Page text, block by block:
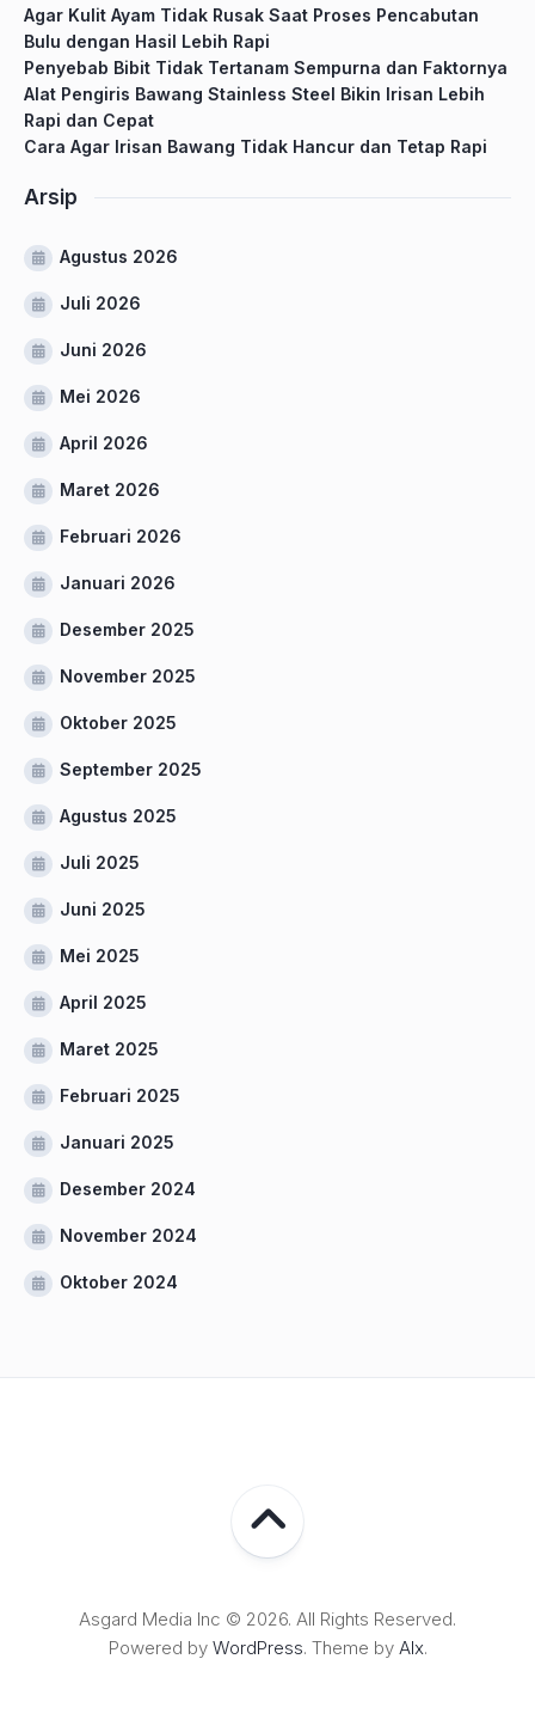
Agar Kulit Ayam Tidak Rusak Saat Proses Pencabutan
Bulu dengan Hasil Lebih Rapi
Penyebab Bibit Tidak Tertanam Sempurna dan Faktornya
Alat Pengiris Bawang Stainless Steel Bikin Irisan Lebih
Rapi dan Cepat
Cara Agar Irisan Bawang Tidak Hancur dan Tetap Rapi
Arsip
Agustus 2026
Juli 2026
Juni 2026
Mei 2026
April 2026
Maret 2026
Februari 2026
Januari 2026
Desember 2025
November 2025
Oktober 2025
September 2025
Agustus 2025
Juli 2025
Juni 2025
Mei 2025
April 2025
Maret 2025
Februari 2025
Januari 2025
Desember 2024
November 2024
Oktober 2024
Asgard Media Inc © 2026. All Rights Reserved.
Powered by WordPress. Theme by Alx.